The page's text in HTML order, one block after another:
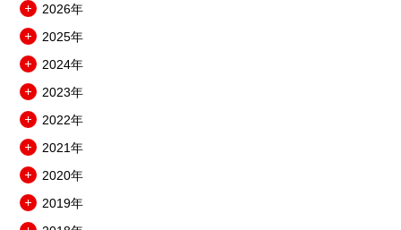
2026年
ニ
ュ
を
開
2025年
ニ
ュ
を
開
2024年
ニ
ュ
を
開
2023年
ニ
ュ
を
開
2022年
ニ
ュ
を
2021年
ニ
ュ
2020年
ニ
ュ
2019年